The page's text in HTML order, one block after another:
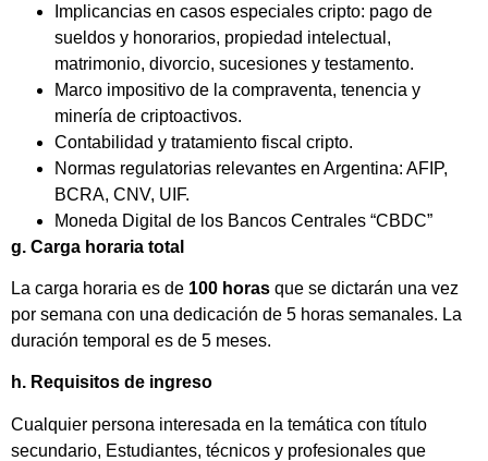
Implicancias en casos especiales cripto: pago de
sueldos y honorarios, propiedad intelectual,
matrimonio, divorcio, sucesiones y testamento.
Marco impositivo de la compraventa, tenencia y
minería de criptoactivos.
Contabilidad y tratamiento fiscal cripto.
Normas regulatorias relevantes en Argentina: AFIP,
BCRA, CNV, UIF.
Moneda Digital de los Bancos Centrales “CBDC”
g. Carga horaria total
La carga horaria es de 100 horas que se dictarán una vez
por semana con una dedicación de 5 horas semanales. La
duración temporal es de 5 meses.
h. Requisitos de ingreso
Cualquier persona interesada en la temática con título
secundario, Estudiantes, técnicos y profesionales que